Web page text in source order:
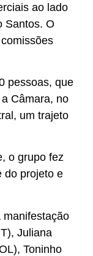
ao lado
Santos. O
pessoas, que
Câmara, no
um trajeto
o grupo fez
do projeto e
manifestação
Juliana
Toninho